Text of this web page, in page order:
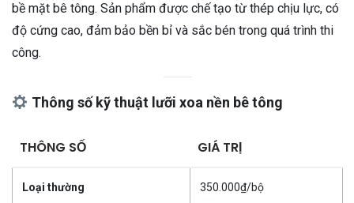
bề mặt bê tông. Sản phẩm được chế tạo từ thép chịu lực, có
độ cứng cao, đảm bảo bền bỉ và sắc bén trong quá trình thi
công.
Thông số kỹ thuật lưỡi xoa nền bê tông
THÔNG SỐ GIÁ TRỊ
Loại thường 350.000₫/bộ